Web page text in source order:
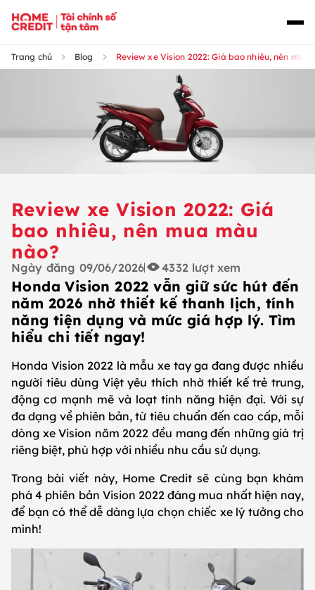
Trang chủ Blog Review xe Vision 2022: Giá bao nhiêu, nên mua
Review xe Vision 2022: Giá
bao nhiêu, nên mua màu
nào?
Ngày đăng 09/06/2026 4332 lượt xem
Honda Vision 2022 vẫn giữ sức hút đến
năm 2026 nhờ thiết kế thanh lịch, tính
năng tiện dụng và mức giá hợp lý. Tìm
hiểu chi tiết ngay!
Honda Vision 2022 là mẫu xe tay ga đang được nhiều
người tiêu dùng Việt yêu thích nhờ thiết kế trẻ trung,
động cơ mạnh mẽ và loạt tính năng hiện đại. Với sự
đa dạng về phiên bản, từ tiêu chuẩn đến cao cấp, mỗi
dòng xe Vision năm 2022 đều mang đến những giá trị
riêng biệt, phù hợp với nhiều nhu cầu sử dụng.
Trong bài viết này, Home Credit sẽ cùng bạn khám
phá 4 phiên bản Vision 2022 đáng mua nhất hiện nay,
để bạn có thể dễ dàng lựa chọn chiếc xe lý tưởng cho
mình!